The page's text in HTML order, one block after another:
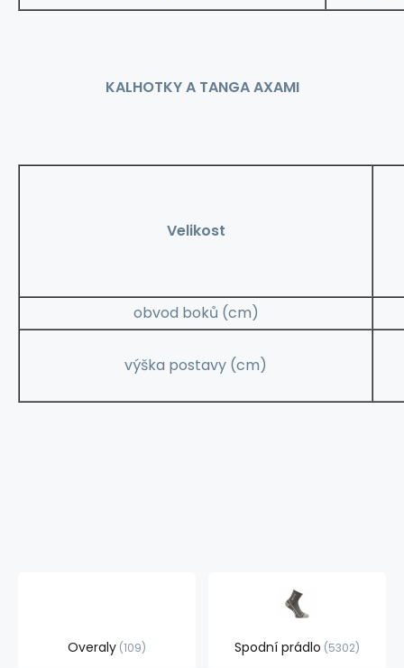
KALHOTKY A TANGA AXAMI
Velikost
obvod boků (cm)
výška postavy (cm)
Overaly 109 Spodní prádlo 5302